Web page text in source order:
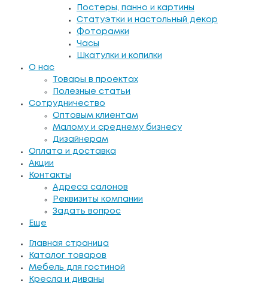
Постеры, панно и картины
Статуэтки и настольный декор
Фоторамки
Часы
Шкатулки и копилки
О нас
Товары в проектах
Полезные статьи
Сотрудничество
Оптовым клиентам
Малому и среднему бизнесу
Дизайнерам
Оплата и доставка
Акции
Контакты
Адреса салонов
Реквизиты компании
Задать вопрос
Еще
Главная страница
Каталог товаров
Мебель для гостиной
Кресла и диваны